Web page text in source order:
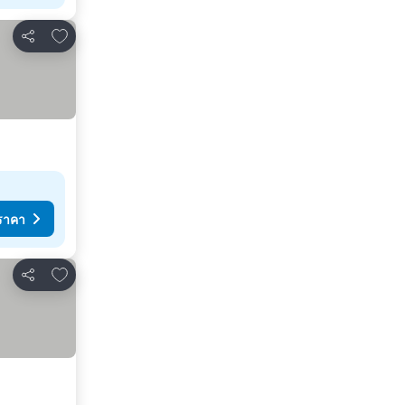
แชร์
เพิ่มในรายการโปรด
คา
แชร์
เพิ่มในรายการโปรด